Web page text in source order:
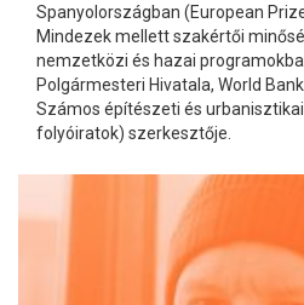
Spanyolországban (European
Mindezek mellett szakértői
nemzetközi és hazai
Polgármesteri Hivatala, World
Számos építészeti és
folyóiratok) szerkesztője.